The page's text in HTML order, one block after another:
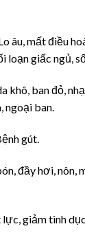
âu, mất điều
loạn giấc ngủ,
khô, ban đỏ,
ngoại ban.
gút.
đầy hơi, nôn,
giảm tình